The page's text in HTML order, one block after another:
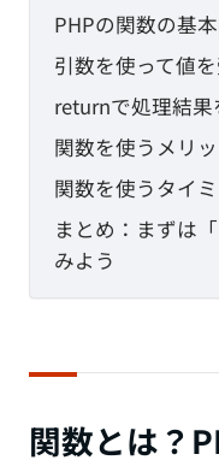
EC-CUBE
メール設定
PHPの関数の基
引数を使って値
returnで処理結果
関数を使うメリ
関数を使うタイ
まとめ：まずは
みよう
関数とは？